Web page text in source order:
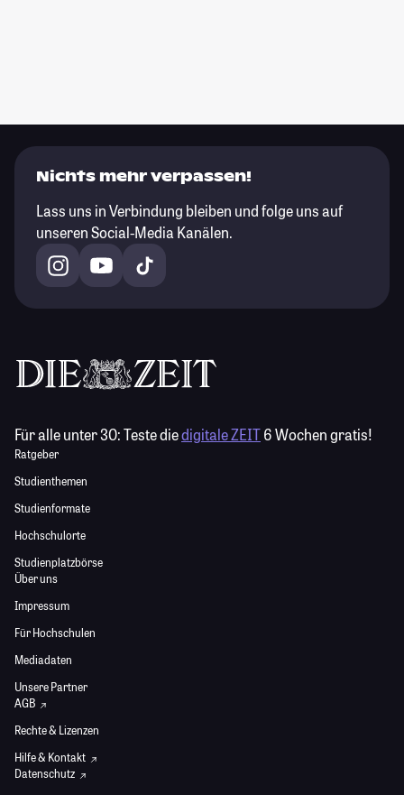
Nichts mehr verpassen!
Lass uns in Verbindung bleiben und folge uns auf
unseren Social-Media Kanälen.
Für alle unter 30:Teste diedigitale ZEIT6 Wochen gratis!
Ratgeber
Studienthemen
Studienformate
Hochschulorte
Studienplatzbörse
Über uns
Impressum
Für Hochschulen
Mediadaten
Unsere Partner
AGB
Rechte & Lizenzen
Hilfe & Kontakt
Datenschutz